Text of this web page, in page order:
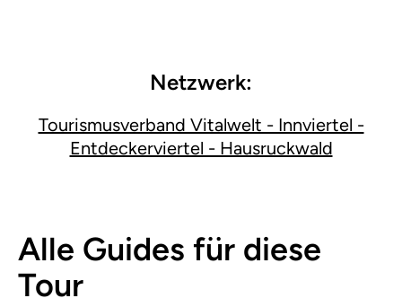
Netzwerk:
Tourismusverband Vitalwelt - Innviertel -
Entdeckerviertel - Hausruckwald
Alle Guides für diese
Tour